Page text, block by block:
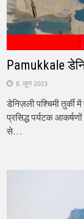
Pamukkale
8. जून 2023
डेनिज़ली पश्चिमी
प्रसिद्ध पर्यटक
से…